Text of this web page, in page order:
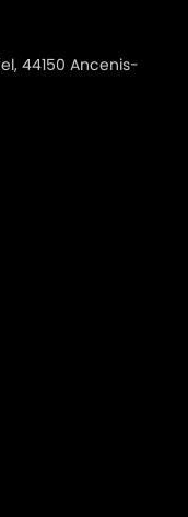
44150 Ancenis-